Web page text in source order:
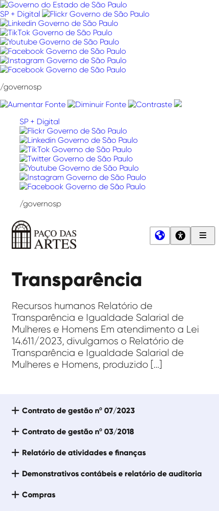
Pular
para
o
conteúdo
SP + Digital
/governosp
SP + Digital
/governosp
Artes
Transparência
Recursos humanos Relatório de
Transparência e Igualdade Salarial de
Mulheres e Homens Em atendimento a Lei
14.611/2023, divulgamos o Relatório de
Transparência e Igualdade Salarial de
Mulheres e Homens, produzido […]
Contrato de gestão nº 07/2023
Contrato de gestão nº 03/2018
Relatório de atividades e finanças
Demonstrativos contábeis e relatório de auditoria
Compras